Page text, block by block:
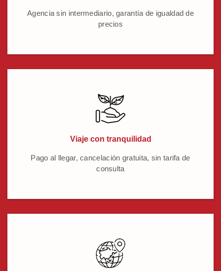
Agencia sin intermediario, garantía de igualdad de
precios
Viaje con tranquilidad
Pago al llegar, cancelación gratuita, sin tarifa de
consulta